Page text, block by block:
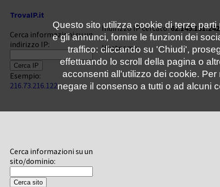
TrovaIP.it
Cerca informazioni su un
indirizzo IP:
Esempio:
216.73.216.122
Cerca informazioni su un
sito/dominio:
Indirizzo IP cercato:62.149.131.242
Hostname:
Questo sito utilizza cookie di terze
e gli annunci, fornire le funzioni dei
traffico: cliccando su 'Chiudi',
effettuando lo scroll della pagina o
acconsenti all'utilizzo dei cookie.
negare il consenso a tutti o ad alcuni